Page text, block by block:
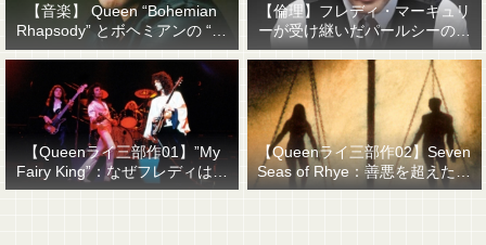
【音楽】 Queen “Bohemian
Rhapsody” とボヘミアンの “他
人事感”
【倫理】フレディ・マーキュリ
ーが受け継いだパールシーの精
神遺産
【Queenライ三部作01】”My
Fairy King”：なぜフレディはマ
ーキュリーと名乗ったのか？
【Queenライ三部作02】Seven
Seas of Rhye：善悪を超えたも
のを善悪で裁くということ